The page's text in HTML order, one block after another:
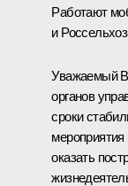
Работают
и
Уважаемый
органов
сроки
оказать